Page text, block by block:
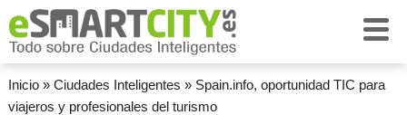
Inicio» Ciudades Inteligentes » Spain.info, oportunidad TIC para
viajeros y profesionales del turismo